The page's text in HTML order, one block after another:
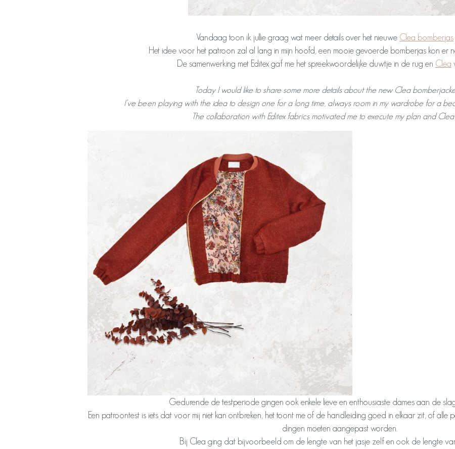
Vandaag toon ik jullie graag wat meer details over het nieuwe Clea bomberjas
Het idee voor het patroon zal al lang in mijn hoofd, een mooie gevoerde bomberjas kon er
De samenwerking met Editex gaf me het spreekwoordelijke duwtje in de rug en Clea
Today I would like to share some more details about the new Clea
I’ve been playing with the idea to design one for a long time, always room in my wardrobe for a
The collaboration with Editex fabrics motivated me to execute my plan and
Gedurende de testperiode gingen ook enkele lieve en enthousiaste dames aan de
Een patroontest is iets dat voor mij niet kan ontbreken, het toont me of de handleiding goed in elkaar zit, of alle
dingen moeten aangepast worden.
Bij Clea ging dat bijvoorbeeld om de lengte van het jasje zelf en ook de lengte